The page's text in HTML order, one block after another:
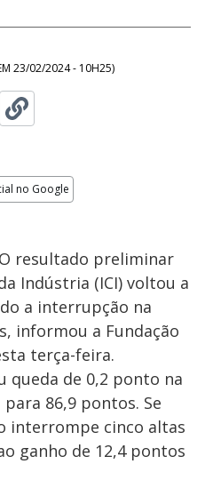
23/02/2024 - 10H25)
no Google
O resultado preliminar
Indústria (ICI) voltou a
a interrupção na
informou a Fundação
terça-feira.
queda de 0,2 ponto na
86,9 pontos. Se
interrompe cinco altas
ganho de 12,4 pontos